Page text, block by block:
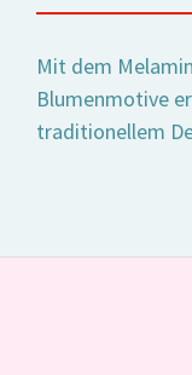
Mit dem
Blumenmotive
traditionellem